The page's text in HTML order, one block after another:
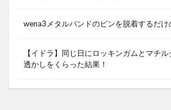
wena3メタルバンドのピンを脱着するだけ
【イドラ】同じ日にロッキンガムとマチ
透かしをくらった結果！